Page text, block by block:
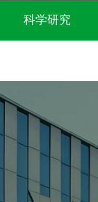
科学研究